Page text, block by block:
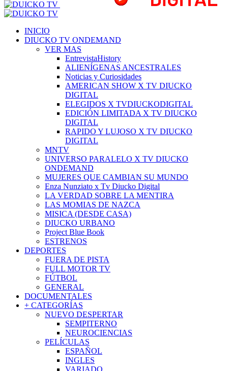
INICIO
DIUCKO TV ONDEMAND
VER MAS
EntrevistaHistory
ALIENÍGENAS ANCESTRALES
Noticias y Curiosidades
AMERICAN SHOW X TV DIUCKO
DIGITAL
ELEGIDOS X TVDIUCKODIGITAL
EDICIÓN LIMITADA X TV DIUCKO
DIGITAL
RAPIDO Y LUJOSO X TV DIUCKO
DIGITAL
MNTV
UNIVERSO PARALELO X TV DIUCKO
ONDEMAND
MUJERES QUE CAMBIAN SU MUNDO
Enza Nunziato x Tv Diucko Digital
LA VERDAD SOBRE LA MENTIRA
LAS MOMIAS DE NAZCA
MISICA (DESDE CASA)
DIUCKO URBANO
Project Blue Book
ESTRENOS
DEPORTES
FUERA DE PISTA
FULL MOTOR TV
FÚTBOL
GENERAL
DOCUMENTALES
+ CATEGORÍAS
NUEVO DESPERTAR
SEMPITERNO
NEUROCIENCIAS
PELÍCULAS
ESPAÑOL
INGLES
VARIADO